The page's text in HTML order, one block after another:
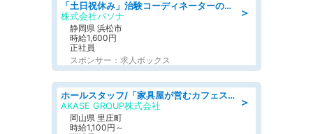
＞
「土日祝休み」治験コーディネーターのお仕事/未経験OK
株式会社パソナ
静岡県 浜松市
時給1,600円
正社員
スポンサー：求人ボックス
＞
ホールスタッフ/「家具屋が営むカフェスタッフ!」週2日～OK!嬉しいまかない付き/岡山県/浅口郡里庄町
AKASE GROUP株式会社
岡山県 里庄町
時給1,100円～